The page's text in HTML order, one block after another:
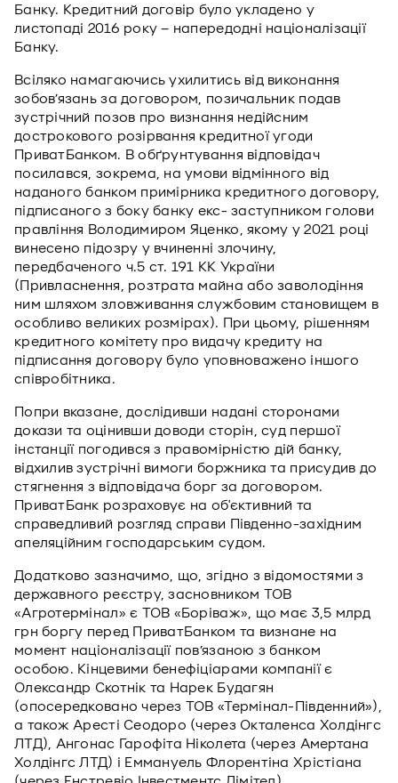
Банку. Кредитний договір було укладено у
листопаді 2016 року – напередодні націоналізації
Банку.
Всіляко намагаючись ухилитись від виконання
зобов’язань за договором, позичальник подав
зустрічний позов про визнання недійсним
дострокового розірвання кредитної угоди
ПриватБанком. В обґрунтування відповідач
посилався, зокрема, на умови відмінного від
наданого банком примірника кредитного договору,
підписаного з боку банку екс- заступником голови
правління Володимиром Яценко, якому у 2021 році
винесено підозру у вчиненні злочину,
передбаченого ч.5 ст. 191 КК України
(Привласнення, розтрата майна або заволодіння
ним шляхом зловживання службовим становищем в
особливо великих розмірах). При цьому, рішенням
кредитного комітету про видачу кредиту на
підписання договору було уповноважено іншого
співробітника.
Попри вказане, дослідивши надані сторонами
докази та оцінивши доводи сторін, суд першої
інстанції погодився з правомірністю дій банку,
відхилив зустрічні вимоги боржника та присудив до
стягнення з відповідача борг за договором.
ПриватБанк розраховує на об'єктивний та
справедливий розгляд справи Південно-західним
апеляційним господарським судом.
Додатково зазначимо, що, згідно з відомостями з
державного реєстру, засновником ТОВ
«Агротермінал» є ТОВ «Боріваж», що має 3,5 млрд
грн боргу перед ПриватБанком та визнане на
момент націоналізації пов’язаною з банком
особою. Кінцевими бенефіціарами компанії є
Олександр Скотнік та Нарек Будагян
(опосередковано через ТОВ «Термінал-Південний»),
а також Аресті Сеодоро (через Окталенса Холдінгс
ЛТД), Ангонас Гарофіта Ніколета (через Амертана
Холдінгс ЛТД) і Еммануель Флорентіна Хрістіана